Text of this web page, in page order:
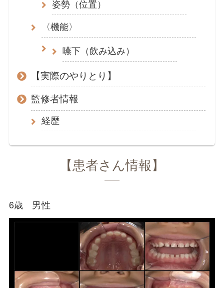
姿勢（位置）
〈機能〉
嚥下（飲み込み）
【実際のやりとり】
監修者情報
経歴
【患者さん情報】
6歳 男性